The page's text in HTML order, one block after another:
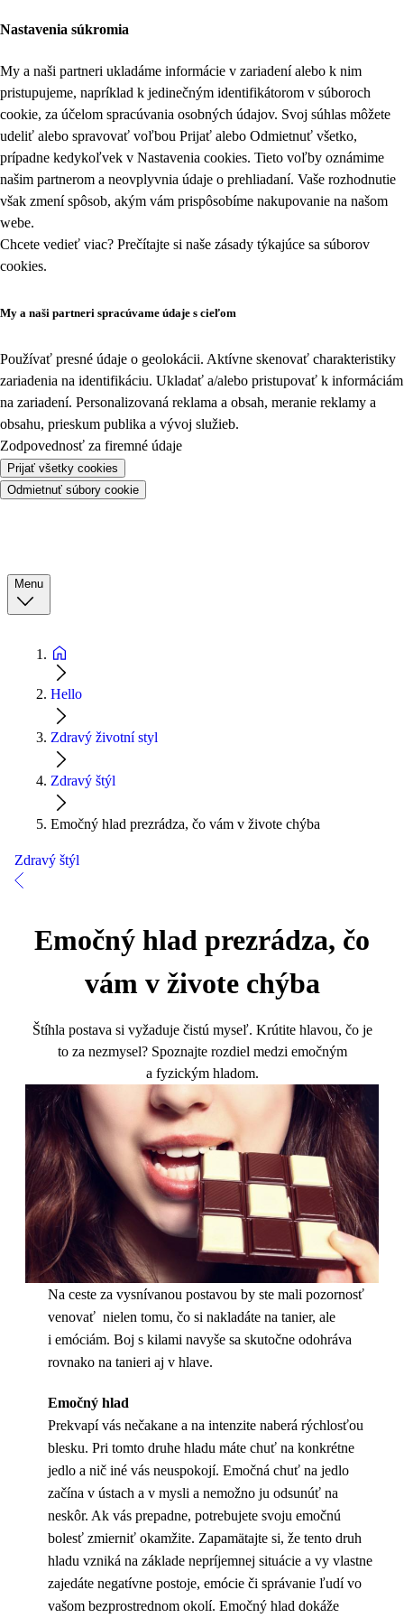
Nastavenia súkromia
My a naši partneri ukladáme informácie v zariadení alebo k nim
pristupujeme, napríklad k jedinečným identifikátorom v súboroch
cookie, za účelom spracúvania osobných údajov. Svoj súhlas môžete
udeliť alebo spravovať voľbou Prijať alebo Odmietnuť všetko,
prípadne kedykoľvek v Nastavenia cookies. Tieto voľby oznámime
našim partnerom a neovplyvnia údaje o prehliadaní. Vaše rozhodnutie
však zmení spôsob, akým vám prispôsobíme nakupovanie na našom
webe.
Chcete vedieť viac? Prečítajte si naše zásady týkajúce sa súborov
cookies.
My a naši partneri spracúvame údaje s cieľom
Používať presné údaje o geolokácii. Aktívne skenovať charakteristiky
zariadenia na identifikáciu. Ukladať a/alebo pristupovať k informáciám
na zariadení. Personalizovaná reklama a obsah, meranie reklamy a
obsahu, prieskum publika a vývoj služieb.
Zodpovednosť za firemné údaje
Prijať všetky cookies
Odmietnuť súbory cookie
Menu
Hello
Zdravý životní styl
Zdravý štýl
Emočný hlad prezrádza, čo vám v živote chýba
Zdravý štýl
Emočný hlad prezrádza, čo
vám v živote chýba
Štíhla postava si vyžaduje čistú myseľ. Krútite hlavou, čo je
to za nezmysel? Spoznajte rozdiel medzi emočným
a fyzickým hladom.
Na ceste za vysnívanou postavou by ste mali pozornosť
venovať nielen tomu, čo si nakladáte na tanier, ale
i emóciám. Boj s kilami navyše sa skutočne odohráva
rovnako na tanieri aj v hlave.
Emočný hlad
Prekvapí vás nečakane a na intenzite naberá rýchlosťou
blesku. Pri tomto druhe hladu máte chuť na konkrétne
jedlo a nič iné vás neuspokojí. Emočná chuť na jedlo
začína v ústach a v mysli a nemožno ju odsunúť na
neskôr. Ak vás prepadne, potrebujete svoju emočnú
bolesť zmierniť okamžite. Zapamätajte si, že tento druh
hladu vzniká na základe nepríjemnej situácie a vy vlastne
zajedáte negatívne postoje, emócie či správanie ľudí vo
vašom bezprostrednom okolí. Emočný hlad dokáže